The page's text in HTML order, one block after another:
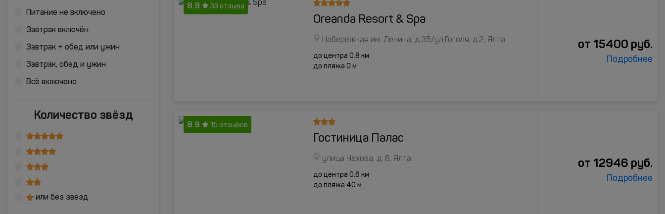
Питание не включено
Завтрак включён
Завтрак + обед или ужин
Завтрак, обед и ужин
Всё включено
Количество звёзд
или без звезд
8.9 33 отзыва
Oreanda Resort & Spa
Набережная им. Ленина, д.35/ул.Гоголя, д.2, Ялта
до центра 0.8 км
до пляжа 0 м
от 15400 руб.
Подробнее
8.9 15 отзывов
Гостиница Палас
улица Чехова, д. 8, Ялта
до центра 0.6 км
до пляжа 40 м
от 12946 руб.
Подробнее